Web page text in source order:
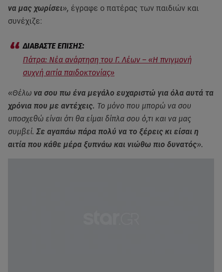
να μας χωρίσει», έγραφε ο πατέρας των παιδιών και
συνέχιζε:
Πάτρα: Νέα ανάρτηση του Γ. Λέων – «Η πνιγμονή
συχνή αιτία παιδοκτονίας»
«Θέλω να σου πω ένα μεγάλο ευχαριστώ για όλα αυτά τα
χρόνια που με αντέχεις. Το μόνο που μπορώ να σου
υποσχεθώ είναι ότι θα είμαι δίπλα σου ό,τι και να μας
συμβεί. Σε αγαπάω πάρα πολύ να το ξέρεις κι είσαι η
αιτία που κάθε μέρα ξυπνάω και νιώθω πιο δυνατός».